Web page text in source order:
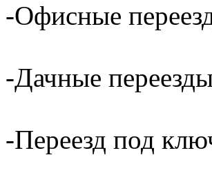
-Офисные
-Дачные
-Переезд под